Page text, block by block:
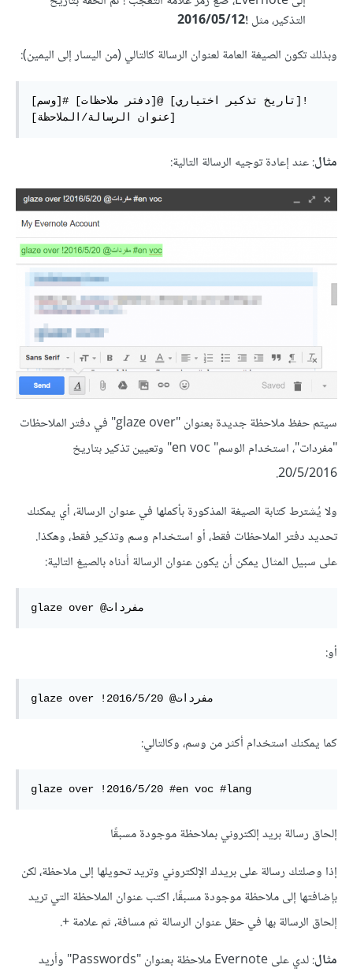
التذكير، مثل!2016/05/12
وبذلك تكون الصيغة العامة لعنوان الرسالة كالتالي (من اليسار إلى اليمين):
[وسم]# [دفتر ملاحظات]@ [تاريخ تذكير اختياري]!
[عنوان الرسالة/الملاحظة]
مثال: عند إعادة توجيه الرسالة التالية:
سيتم حفظ ملاحظة جديدة بعنوان "glaze over" في دفتر الملاحظات
"مفردات"، استخدام الوسم" en voc" وتعيين تذكير بتاريخ
20/5/2016.
ولا يُشترط كتابة الصيغة المذكورة بأكملها في عنوان الرسالة، أي يمكنك
تحديد دفتر الملاحظات فقط، أو استخدام وسم وتذكير فقط، وهكذا.
على سبيل المثال يمكن أن يكون عنوان الرسالة أدناه بالصيغ التالية:
glaze over @مفردات
أو:
glaze over !2016/5/20 @مفردات
كما يمكنك استخدام أكثر من وسم، وكالتالي:
glaze over !2016/5/20 #en voc #lang
إلحاق رسالة بريد إلكتروني بملاحظة موجودة مسبقًا
إذا وصلتك رسالة على بريدك الإلكتروني وتريد تحويلها إلى ملاحظة، لكن
بإضافتها إلى ملاحظة موجودة مسبقًا، اكتب عنوان الملاحظة التي تريد
إلحاق الرسالة بها في حقل عنوان الرسالة ثم مسافة، ثم علامة +.
مثال
: لدي على Evernote ملاحظة بعنوان "Passwords" وأريد